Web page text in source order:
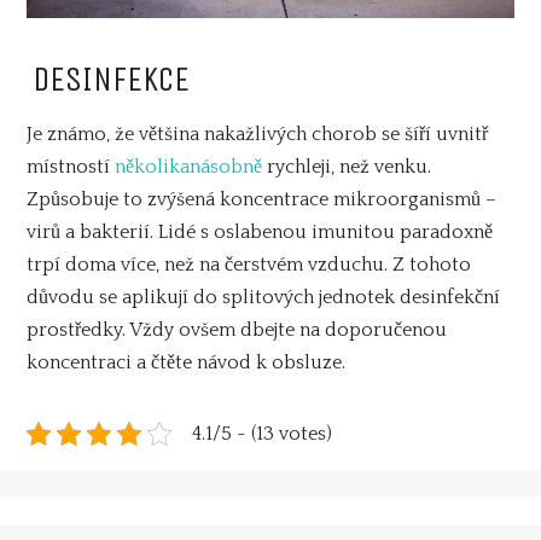
DESINFEKCE
Je známo, že většina nakažlivých chorob se šíří uvnitř
místností několikanásobně rychleji, než venku.
Způsobuje to zvýšená koncentrace mikroorganismů –
virů a bakterií. Lidé s oslabenou imunitou paradoxně
trpí doma více, než na čerstvém vzduchu. Z tohoto
důvodu se aplikují do splitových jednotek desinfekční
prostředky. Vždy ovšem dbejte na doporučenou
koncentraci a čtěte návod k obsluze.
4.1/5 - (13 votes)